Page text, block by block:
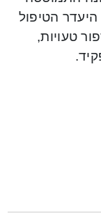
הטיפול
טעויות,